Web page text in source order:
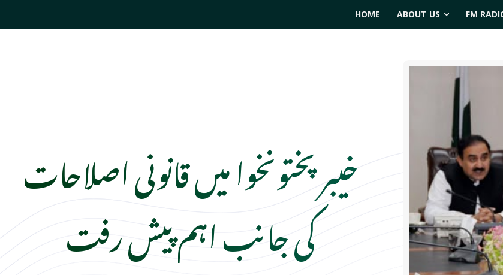
HOME ABOUT US FM
خیبرپختونخوا میں قانونی اصلاحات
کی جانب اہم پیش رفت